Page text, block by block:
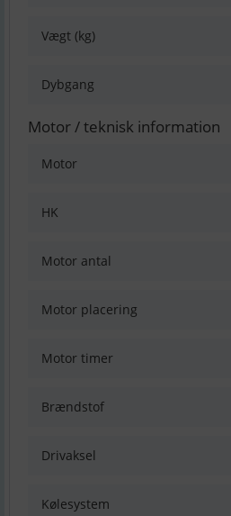
Vægt (kg)
Dybgang
Motor / teknisk information
Motor
HK
Motor antal
Motor placering
Motor timer
Brændstof
Drivaksel
Kølesystem